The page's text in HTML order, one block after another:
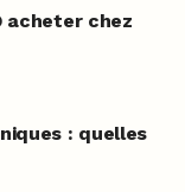
acheter chez
: quelles